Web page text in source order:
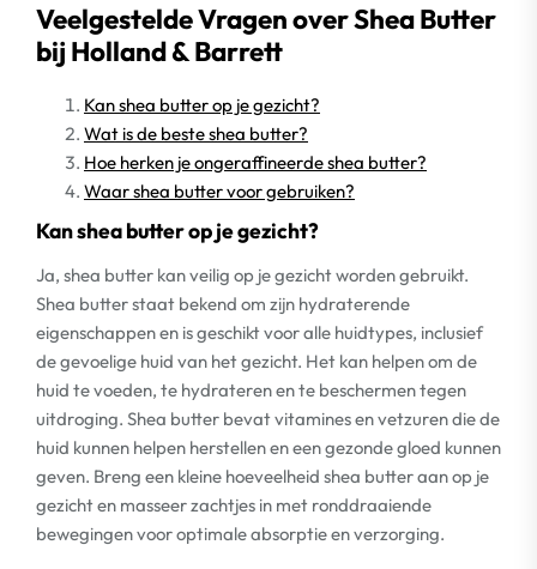
Veelgestelde Vragen over Shea Butter
bij Holland & Barrett
Kan shea butter op je gezicht?
Wat is de beste shea butter?
Hoe herken je ongeraffineerde shea butter?
Waar shea butter voor gebruiken?
Kan shea butter op je gezicht?
Ja, shea butter kan veilig op je gezicht worden gebruikt.
Shea butter staat bekend om zijn hydraterende
eigenschappen en is geschikt voor alle huidtypes, inclusief
de gevoelige huid van het gezicht. Het kan helpen om de
huid te voeden, te hydrateren en te beschermen tegen
uitdroging. Shea butter bevat vitamines en vetzuren die de
huid kunnen helpen herstellen en een gezonde gloed kunnen
geven. Breng een kleine hoeveelheid shea butter aan op je
gezicht en masseer zachtjes in met ronddraaiende
bewegingen voor optimale absorptie en verzorging.